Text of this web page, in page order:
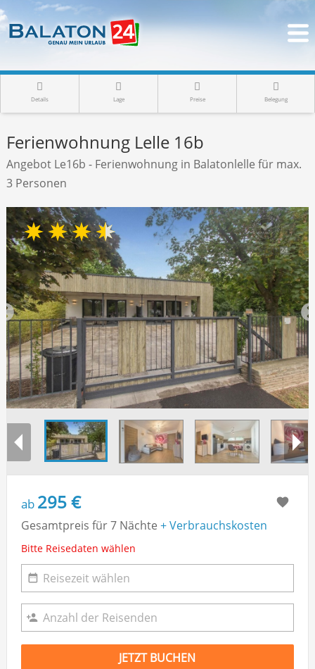
Details Lage Preise Belegung
Ferienwohnung Lelle 16b
Angebot Le16b - Ferienwohnung in Balatonlelle für max.
3 Personen
ab 295 €
Gesamtpreis für 7 Nächte + Verbrauchskosten
Bitte Reisedaten wählen
JETZT BUCHEN